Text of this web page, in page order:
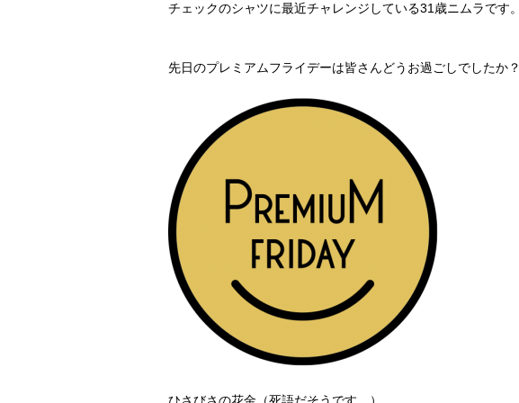
チェックのシャツに最近チャレンジしている31歳ニムラです。
先日のプレミアムフライデーは皆さんどうお過ごしでしたか？